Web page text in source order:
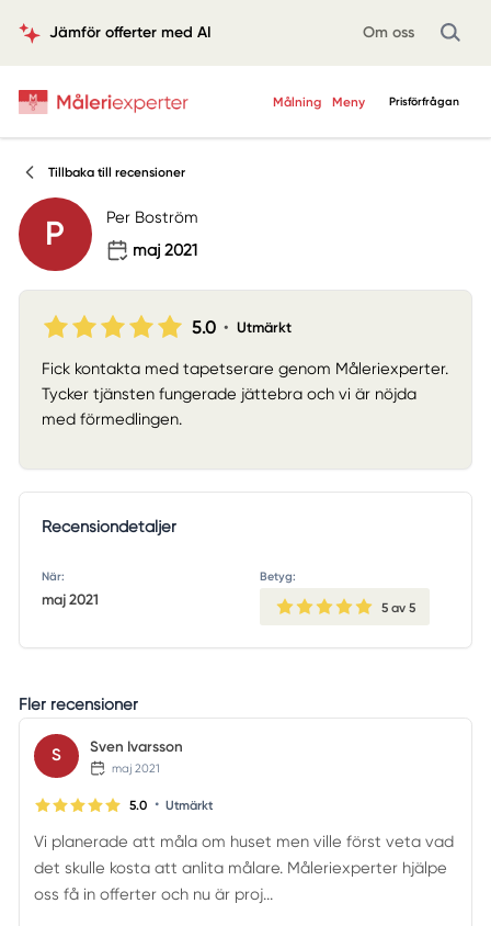
Jämför offerter med AI Om oss
Målning Meny Prisförfrågan
Tillbaka till recensioner
P
Per Boström
maj 2021
5.0 • Utmärkt
Fick kontakta med tapetserare genom Måleriexperter.
Tycker tjänsten fungerade jättebra och vi är nöjda
med förmedlingen.
Recensiondetaljer
När:
maj 2021
Betyg:
5 av 5
Fler recensioner
S Sven Ivarsson
maj 2021
5.0 • Utmärkt
Vi planerade att måla om huset men ville först veta vad
det skulle kosta att anlita målare. Måleriexperter hjälpe
oss få in offerter och nu är proj...